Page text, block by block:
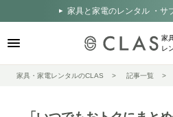
家具と家電のレンタル ・サ
家
レ
家具・家電レンタルのCLAS 記事一覧